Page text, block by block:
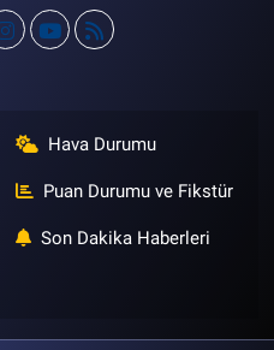
Hava Durumu
Puan Durumu ve Fikstür
Son Dakika Haberleri